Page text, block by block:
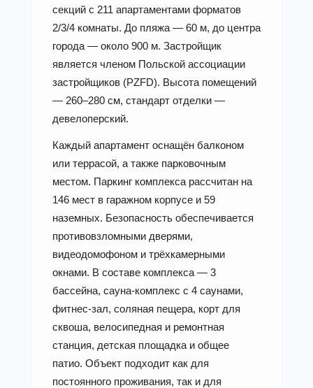
секций с 211 апартаментами форматов
2/3/4 комнаты. До пляжа — 60 м, до центра
города — около 900 м. Застройщик
является членом Польской ассоциации
застройщиков (PZFD). Высота помещений
— 260–280 см, стандарт отделки —
девелоперский.
Каждый апартамент оснащён балконом
или террасой, а также парковочным
местом. Паркинг комплекса рассчитан на
146 мест в гаражном корпусе и 59
наземных. Безопасность обеспечивается
противовзломными дверями,
видеодомофоном и трёхкамерными
окнами. В составе комплекса — 3
бассейна, сауна-комплекс с 4 саунами,
фитнес-зал, соляная пещера, корт для
сквоша, велосипедная и ремонтная
станция, детская площадка и общее
патио. Объект подходит как для
постоянного проживания, так и для